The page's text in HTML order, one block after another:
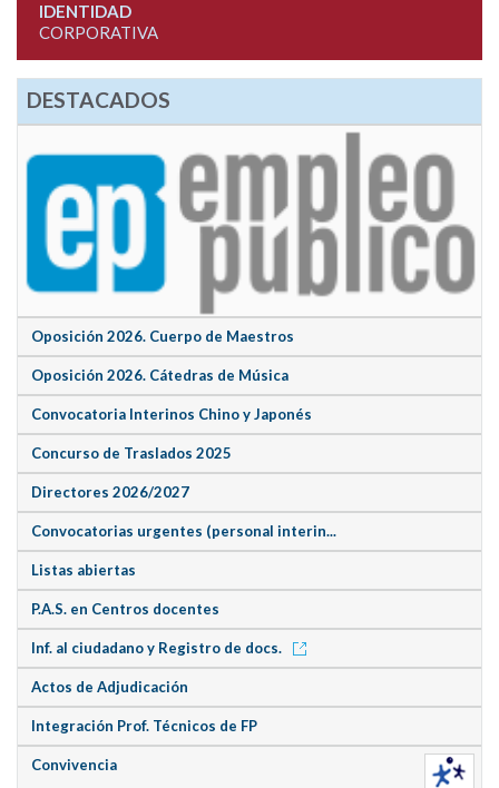
IDENTIDAD
CORPORATIVA
DESTACADOS
Oposición 2026. Cuerpo de Maestros
Oposición 2026. Cátedras de Música
Convocatoria Interinos Chino y Japonés
Concurso de Traslados 2025
Directores 2026/2027
Convocatorias urgentes (personal interin...
Listas abiertas
P.A.S. en Centros docentes
Inf. al ciudadano y Registro de docs.
Actos de Adjudicación
Integración Prof. Técnicos de FP
Convivencia